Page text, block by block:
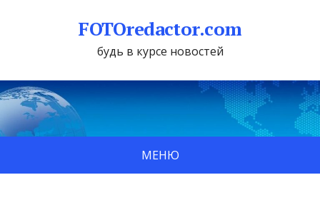
FOTOredactor.com
будь в курсе новостей
МЕНЮ